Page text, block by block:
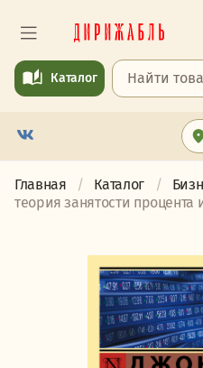
Каталог
Главная Каталог
теория занятости процента